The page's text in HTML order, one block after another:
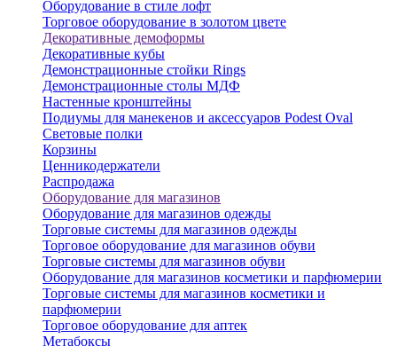
Оборудование в стиле лофт
Торговое оборудование в золотом цвете
Декоративные демоформы
Декоративные кубы
Демонстрационные стойки Rings
Демонстрационные столы МДФ
Настенные кронштейны
Подиумы для манекенов и аксессуаров Podest Oval
Световые полки
Корзины
Ценникодержатели
Распродажа
Оборудование для магазинов
Оборудование для магазинов одежды
Торговые системы для магазинов одежды
Торговое оборудование для магазинов обуви
Торговые системы для магазинов обуви
Оборудование для магазинов косметики и парфюмерии
Торговые системы для магазинов косметики и
парфюмерии
Торговое оборудование для аптек
Метабоксы